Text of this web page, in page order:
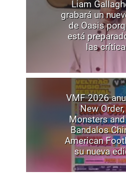
Liam
grabará un
de Oasis
está
las
VMF 2026
New
Monsters
Bandalos
American
su nueva